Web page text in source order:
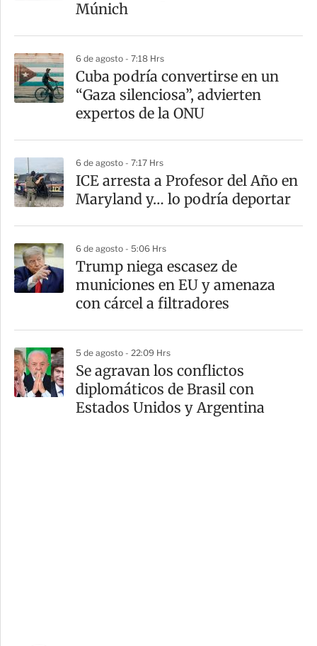
Múnich
6 de agosto - 7:18 Hrs
Cuba podría convertirse en un
“Gaza silenciosa”, advierten
expertos de la ONU
6 de agosto - 7:17 Hrs
ICE arresta a Profesor del Año en
Maryland y… lo podría deportar
6 de agosto - 5:06 Hrs
Trump niega escasez de
municiones en EU y amenaza
con cárcel a filtradores
5 de agosto - 22:09 Hrs
Se agravan los conflictos
diplomáticos de Brasil con
Estados Unidos y Argentina